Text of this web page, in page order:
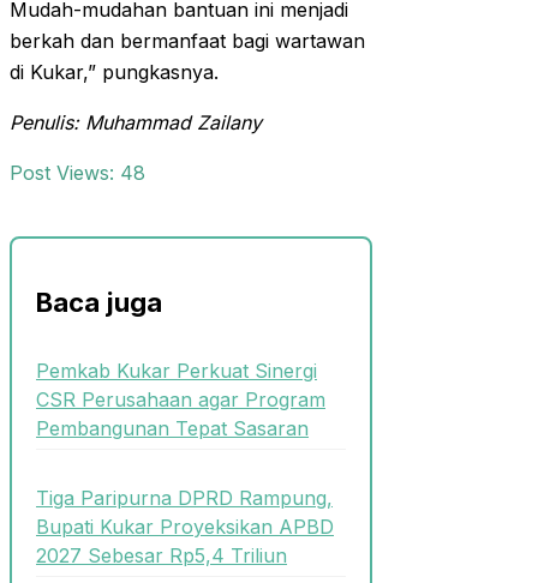
Mudah-mudahan bantuan ini menjadi
berkah dan bermanfaat bagi wartawan
di Kukar,” pungkasnya.
Penulis: Muhammad Zailany
Post Views: 48
Baca juga
Pemkab Kukar Perkuat Sinergi
CSR Perusahaan agar Program
Pembangunan Tepat Sasaran
Tiga Paripurna DPRD Rampung,
Bupati Kukar Proyeksikan APBD
2027 Sebesar Rp5,4 Triliun